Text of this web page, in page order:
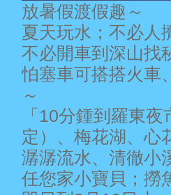
放暑假渡假趣～
夏天玩水；不必人
不必開車到深山找
怕塞車可搭搭火車
～
「10分鍾到羅東
定）、梅花湖、心
潺潺流水、清徹小
任您家小寶貝；撈